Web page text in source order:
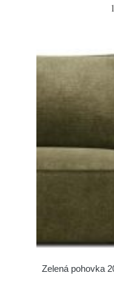
Zelená pohovka